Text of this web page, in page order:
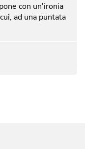
con un'ironia
ad una puntata